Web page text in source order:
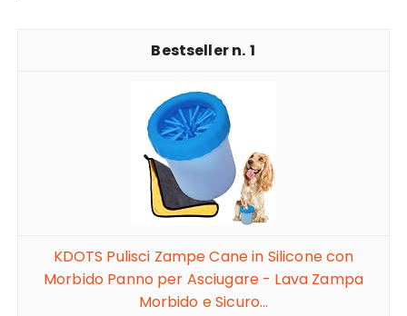
1
KDOTS Pulisci Zampe Cane in Silicone con
Morbido Panno per Asciugare - Lava Zampa
Morbido e Sicuro...